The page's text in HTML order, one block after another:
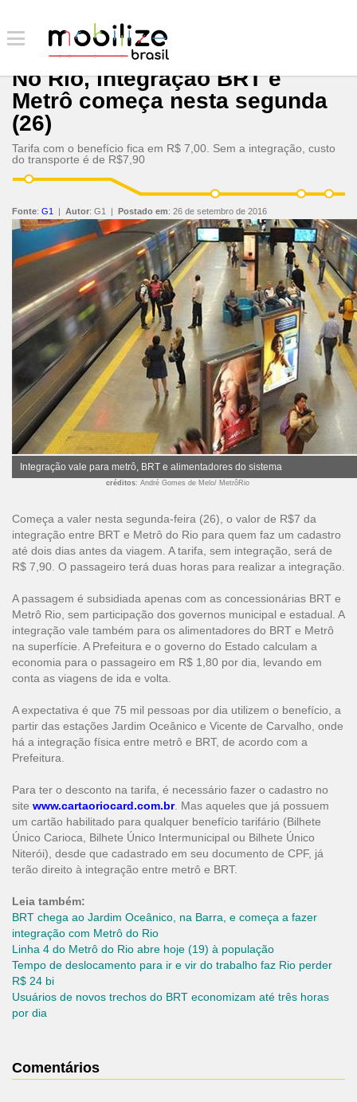
No Rio, integração BRT e
Metrô começa nesta segunda
(26)
Tarifa com o benefício fica em R$ 7,00. Sem a integração, custo
do transporte é de R$7,90
Fonte: G1 | Autor: G1 | Postado em: 26 de setembro de 2016
Integração vale para metrô, BRT e alimentadores do sistema
créditos: André Gomes de Melo/ MetrôRio
Começa a valer nesta segunda-feira (26), o valor de R$7 da
integração entre BRT e Metrô do Rio para quem faz um cadastro
até dois dias antes da viagem. A tarifa, sem integração, será de
R$ 7,90. O passageiro terá duas horas para realizar a integração.
A passagem é subsidiada apenas com as concessionárias BRT e
Metrô Rio, sem participação dos governos municipal e estadual. A
integração vale também para os alimentadores do BRT e Metrô
na superfície. A Prefeitura e o governo do Estado calculam a
economia para o passageiro em R$ 1,80 por dia, levando em
conta as viagens de ida e volta.
A expectativa é que 75 mil pessoas por dia utilizem o benefício, a
partir das estações Jardim Oceânico e Vicente de Carvalho, onde
há a integração física entre metrô e BRT, de acordo com a
Prefeitura.
Para ter o desconto na tarifa, é necessário fazer o cadastro no
site www.cartaoriocard.com.br. Mas aqueles que já possuem
um cartão habilitado para qualquer benefício tarifário (Bilhete
Único Carioca, Bilhete Único Intermunicipal ou Bilhete Único
Niterói), desde que cadastrado em seu documento de CPF, já
terão direito à integração entre metrô e BRT.
Leia também:
BRT chega ao Jardim Oceânico, na Barra, e começa a fazer
integração com Metrô do Rio
Linha 4 do Metrô do Rio abre hoje (19) à população
Tempo de deslocamento para ir e vir do trabalho faz Rio perder
R$ 24 bi
Usuários de novos trechos do BRT economizam até três horas
por dia
Comentários